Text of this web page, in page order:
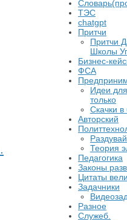
ТЭС
chatgpt
Притчи
Притчи
Школы
Бизнес-
ФСА
Идеи
только
Скачки в
Авторский
Теория
​Педагогика
Законы
Цитаты
Задачники
Разное
Служеб.